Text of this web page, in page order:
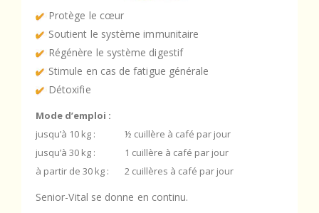
Protège le cœur
Soutient le système immunitaire
Régénère le système digestif
Stimule en cas de fatigue générale
Détoxifie
Mode d’emploi :
jusqu’à 10 kg :
½ cuillère à café par jour
jusqu’à 30 kg :
1 cuillère à café par jour
à partir de 30 kg :
2 cuillères à café par jour
Senior-Vital se donne en continu.